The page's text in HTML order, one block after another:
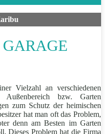
Vielzahl an verschiedenen
Außenbereich bzw. Garten
zum Schutz der heimischen
hat man oft das Problem,
denn am Besten im Garten
Dieses Problem hat die Firma